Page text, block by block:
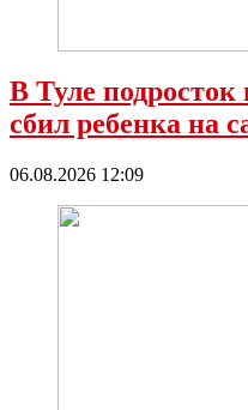
В Туле подросток
сбил ребенка на
06.08.2026 12:09